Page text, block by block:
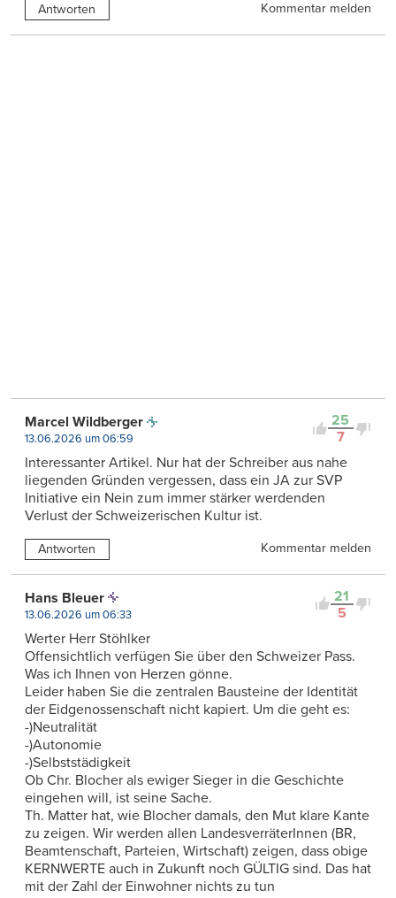
Antworten Kommentar melden
25
7
Marcel Wildberger
13.06.2026 um 06:59
Interessanter Artikel. Nur hat der Schreiber aus nahe
liegenden Gründen vergessen, dass ein JA zur SVP
Initiative ein Nein zum immer stärker werdenden
Verlust der Schweizerischen Kultur ist.
Antworten Kommentar melden
21
5
Hans Bleuer
13.06.2026 um 06:33
Werter Herr Stöhlker
Offensichtlich verfügen Sie über den Schweizer Pass.
Was ich Ihnen von Herzen gönne.
Leider haben Sie die zentralen Bausteine der Identität
der Eidgenossenschaft nicht kapiert. Um die geht es:
-)Neutralität
-)Autonomie
-)Selbststädigkeit
Ob Chr. Blocher als ewiger Sieger in die Geschichte
eingehen will, ist seine Sache.
Th. Matter hat, wie Blocher damals, den Mut klare Kante
zu zeigen. Wir werden allen LandesverräterInnen (BR,
Beamtenschaft, Parteien, Wirtschaft) zeigen, dass obige
KERNWERTE auch in Zukunft noch GÜLTIG sind. Das hat
mit der Zahl der Einwohner nichts zu tun